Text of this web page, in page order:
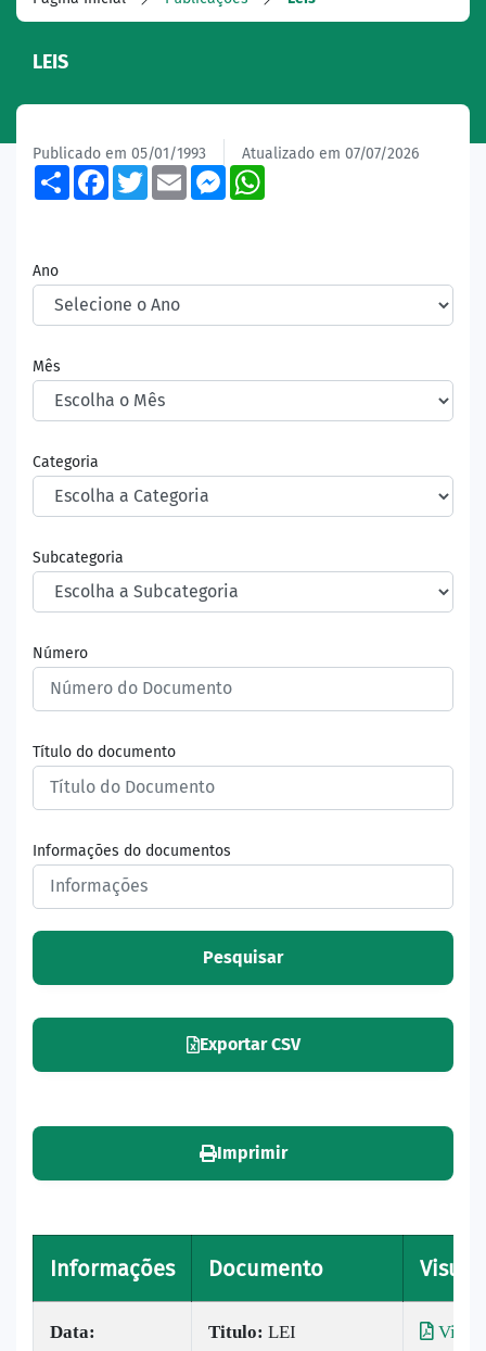
LEIS
Publicado em 05/01/1993 Atualizado em 07/07/2026
ShareFacebook
TwitterEmailMessenger
Ano
Mês
Categoria
Subcategoria
Número
Título do documento
Informações do documentos
Pesquisar
Exportar CSV
Imprimir
Informações Documento
Data:
Titulo: LEI